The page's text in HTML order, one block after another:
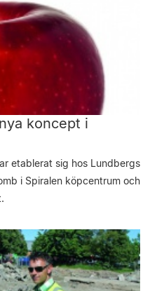
koncept i
etablerat sig hos Lundbergs
i Spiralen köpcentrum och